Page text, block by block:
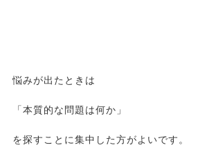
悩みが出たときは
「本質的な問題は何か」
を探すことに集中した方がよいです。